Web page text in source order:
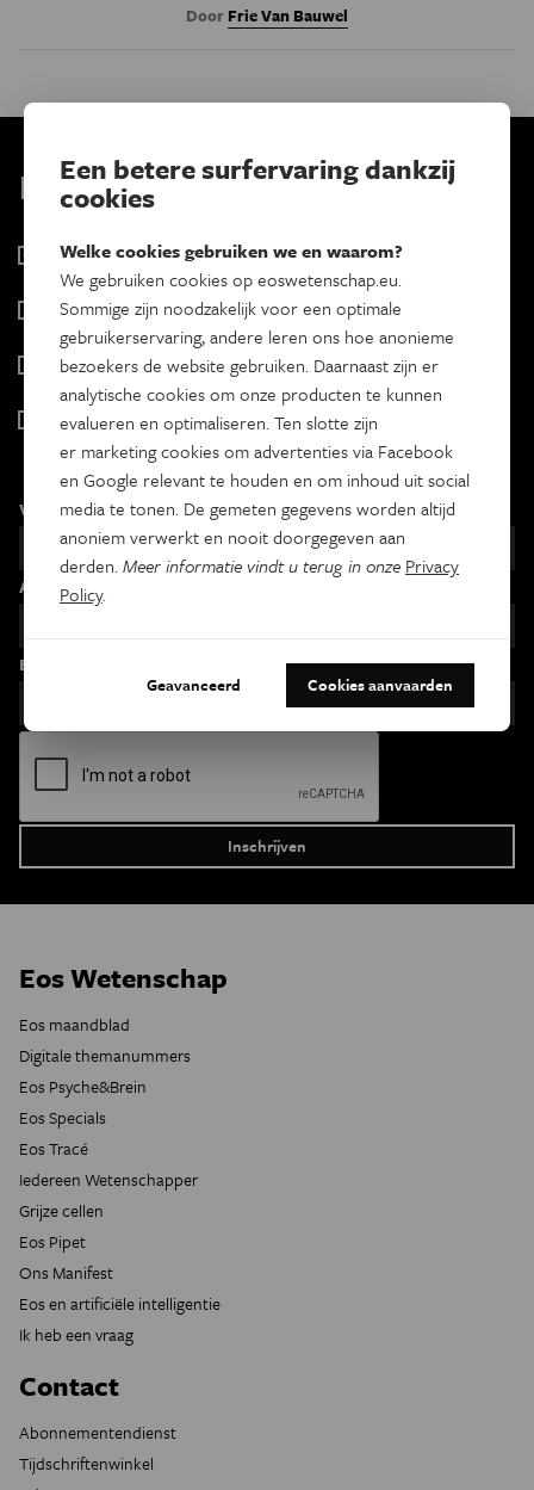
Door Frie Van Bauwel
Kies je nieuwsbrief
Eos Wetenschap
2 x week
Tracé
Wekelijks
Psyche & brein
Tweewekelijks
Iedereen wetenschapper
Voornaam
Achternaam
Email
Eos Wetenschap
Eos maandblad
Digitale themanummers
Eos Psyche&Brein
Eos Specials
Eos Tracé
Iedereen Wetenschapper
Grijze cellen
Eos Pipet
Ons Manifest
Eos en artificiële intelligentie
Ik heb een vraag
Contact
Abonnementendienst
Tijdschriftenwinkel
Een betere surfervaring dankzij
cookies
Welke cookies gebruiken we en waarom?
We gebruiken cookies op eoswetenschap.eu.
Sommige zijn noodzakelijk voor een optimale
gebruikerservaring, andere leren ons hoe anonieme
bezoekers de website gebruiken. Daarnaast zijn er
analytische cookies om onze producten te kunnen
evalueren en optimaliseren. Ten slotte zijn
er marketing cookies om advertenties via Facebook
en Google relevant te houden en om inhoud uit social
media te tonen. De gemeten gegevens worden altijd
anoniem verwerkt en nooit doorgegeven aan
derden.Meer informatie vindt u terug in onze Privacy
Policy.
Geavanceerd Cookies aanvaarden